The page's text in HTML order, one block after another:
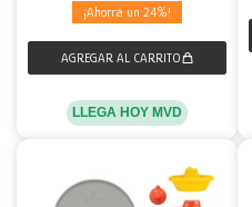
24
LLEGA HOY MVD